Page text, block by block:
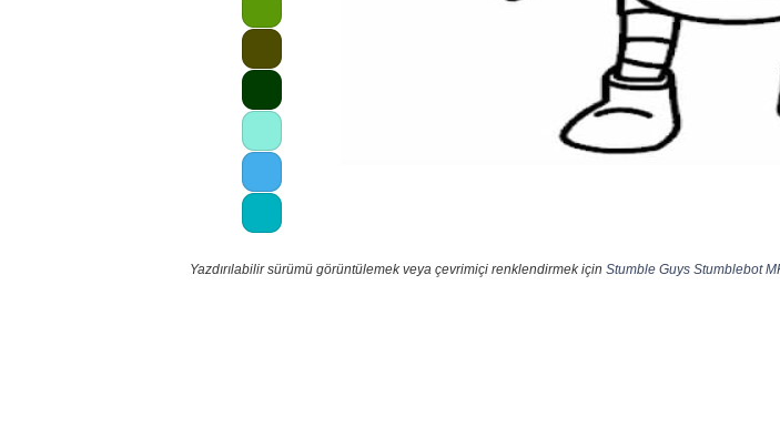
Yazdırılabilir sürümü görüntülemek veya çevrimiçi renklendirmek için Stumble Guys Stumblebot